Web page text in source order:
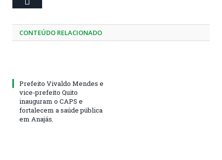
CONTEÚDO RELACIONADO
Prefeito Vivaldo Mendes e
vice-prefeito Quito
inauguram o CAPS e
fortalecem a saúde pública
em Anajás.